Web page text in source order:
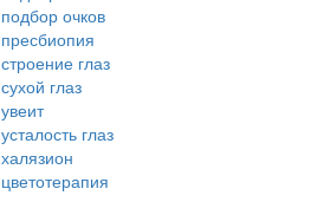
подбор очков
пресбиопия
строение глаз
сухой глаз
увеит
усталость глаз
халязион
цветотерапия